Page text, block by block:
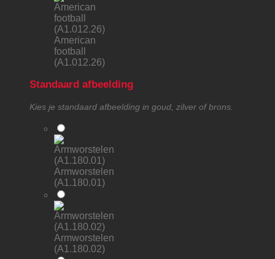
American
football
(A1.012.26)
Standaard afbeelding
Kies je standaard afbeelding in goud, zilver of brons.
Armworstelen
(A1.180.01)
Armworstelen
(A1.180.02)